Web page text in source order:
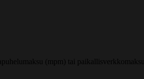
(mpm) tai